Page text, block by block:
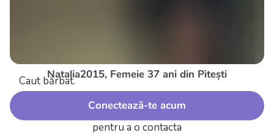
Natalia2015, Femeie 37 ani din Pitești
Caut bărbat.
Conectează-te acum
pentru a o contacta